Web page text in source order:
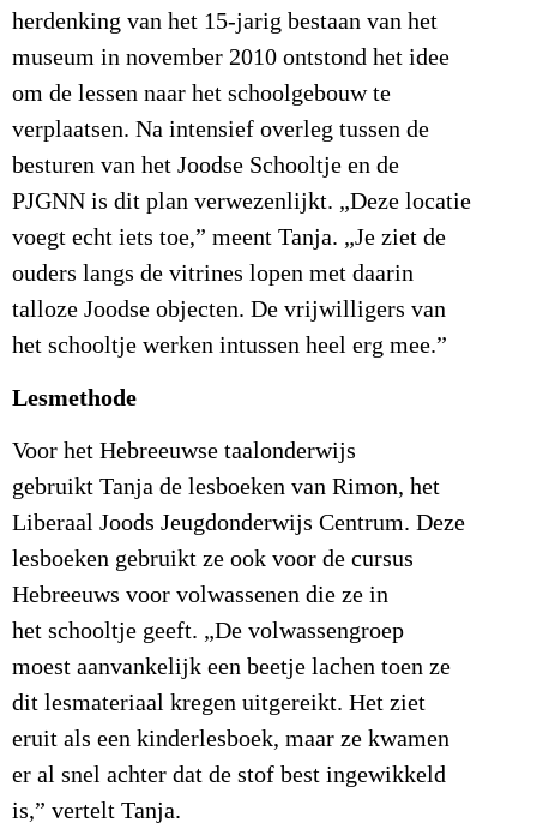
herdenking van het 15-jarig bestaan van het
museum in november 2010 ontstond het idee
om de lessen naar het schoolgebouw te
verplaatsen. Na intensief overleg tussen de
besturen van het Joodse Schooltje en de
PJGNN is dit plan verwezenlijkt. „Deze locatie
voegt echt iets toe,” meent Tanja. „Je ziet de
ouders langs de vitrines lopen met daarin
talloze Joodse objecten. De vrijwilligers van
het schooltje werken intussen heel erg mee.”
Lesmethode
Voor het Hebreeuwse taalonderwijs
gebruikt Tanja de lesboeken van Rimon, het
Liberaal Joods Jeugdonderwijs Centrum. Deze
lesboeken gebruikt ze ook voor de cursus
Hebreeuws voor volwassenen die ze in
het schooltje geeft. „De volwassengroep
moest aanvankelijk een beetje lachen toen ze
dit lesmateriaal kregen uitgereikt. Het ziet
eruit als een kinderlesboek, maar ze kwamen
er al snel achter dat de stof best ingewikkeld
is,” vertelt Tanja.